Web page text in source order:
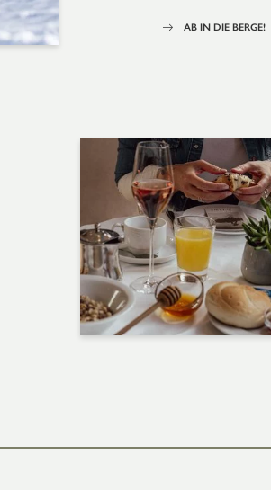
AB IN DIE BERGE!